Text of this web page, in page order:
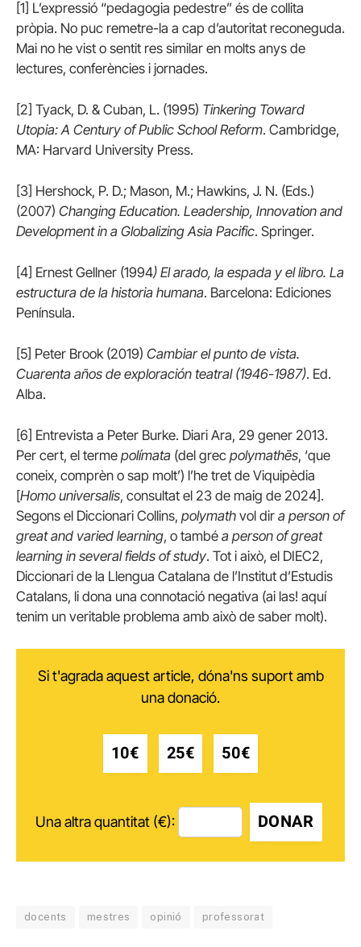
[1] L’expressió “pedagogia pedestre” és de collita
pròpia. No puc remetre-la a cap d’autoritat reconeguda.
Mai no he vist o sentit res similar en molts anys de
lectures, conferències i jornades.
[2] Tyack, D. & Cuban, L. (1995) Tinkering Toward
Utopia: A Century of Public School Reform. Cambridge,
MA: Harvard University Press.
[3] Hershock, P. D.; Mason, M.; Hawkins, J. N. (Eds.)
(2007) Changing Education. Leadership, Innovation and
Development in a Globalizing Asia Pacific. Springer.
[4] Ernest Gellner (1994) El arado, la espada y el libro. La
estructura de la historia humana. Barcelona: Ediciones
Península.
[5] Peter Brook (2019) Cambiar el punto de vista.
Cuarenta años de exploración teatral (1946-1987). Ed.
Alba.
[6] Entrevista a Peter Burke. Diari Ara, 29 gener 2013.
Per cert, el terme polímata (del grec polymathēs, ‘que
coneix, comprèn o sap molt’) l’he tret de Viquipèdia
[Homo universalis, consultat el 23 de maig de 2024].
Segons el Diccionari Collins, polymath vol dir a person of
great and varied learning, o també a person of great
learning in several fields of study. Tot i això, el DIEC2,
Diccionari de la Llengua Catalana de l’Institut d’Estudis
Catalans, li dona una connotació negativa (ai las! aquí
tenim un veritable problema amb això de saber molt).
Si t'agrada aquest article, dóna'ns suport amb
una donació.
10€ 25€ 50€
Una altra quantitat (€): DONAR
docents mestres opinió professorat